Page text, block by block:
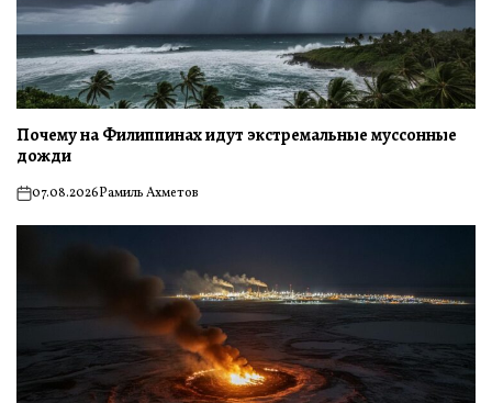
Почему на Филиппинах идут экстремальные муссонные
дожди
on07.08.2026Рамиль Ахметов